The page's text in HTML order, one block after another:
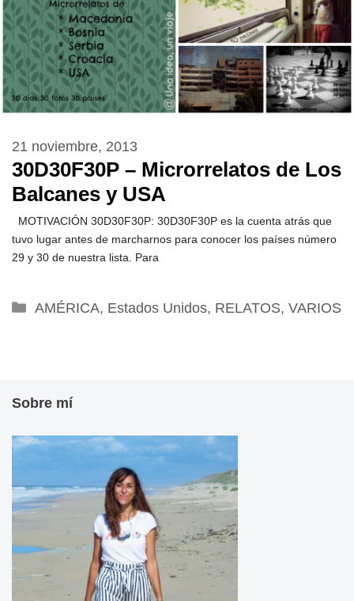
30D30F30P – Microrrelatos de Los
Balcanes y USA
21 noviembre, 2013
MOTIVACIÓN 30D30F30P: 30D30F30P es la cuenta atrás que
tuvo lugar antes de marcharnos para conocer los países número
29 y 30 de nuestra lista. Para
Categorías
AMÉRICA, Estados Unidos, RELATOS, VARIOS
Sobre mí